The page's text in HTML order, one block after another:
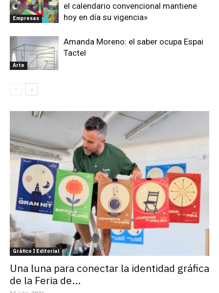
Empresas
el calendario convencional mantiene
hoy en día su vigencia»
Arte
Amanda Moreno: el saber ocupa Espai
Tactel
Gráfico I Editorial
Una luna para conectar la identidad gráfica
de la Feria de...